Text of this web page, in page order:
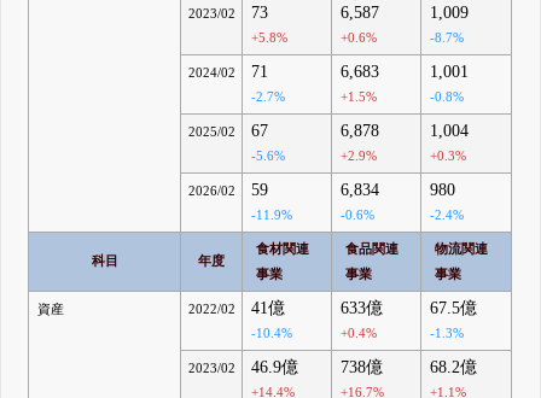
2023/02 73
+5.8%
6,587
+0.6%
1,009
-8.7%
2024/02 71
-2.7%
6,683
+1.5%
1,001
-0.8%
2025/02 67
-5.6%
6,878
+2.9%
1,004
+0.3%
2026/02 59
-11.9%
6,834
-0.6%
980
-2.4%
科目 年度
食材関連
事業
食品関連
事業
物流関連
事業
資産 2022/02 41億
-10.4%
633億
+0.4%
67.5億
-1.3%
2023/02 46.9億
+14.4%
738億
+16.7%
68.2億
+1.1%